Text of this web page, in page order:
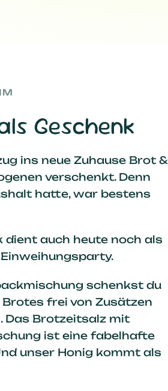
Geschenk
ins neue Zuhause Brot &
verschenkt. Denn
hatte, war bestens
dient auch heute noch als
schenkst du
frei von Zusätzen
Das Brotzeitsalz mit
ist eine fabelhafte
unser Honig kommt als